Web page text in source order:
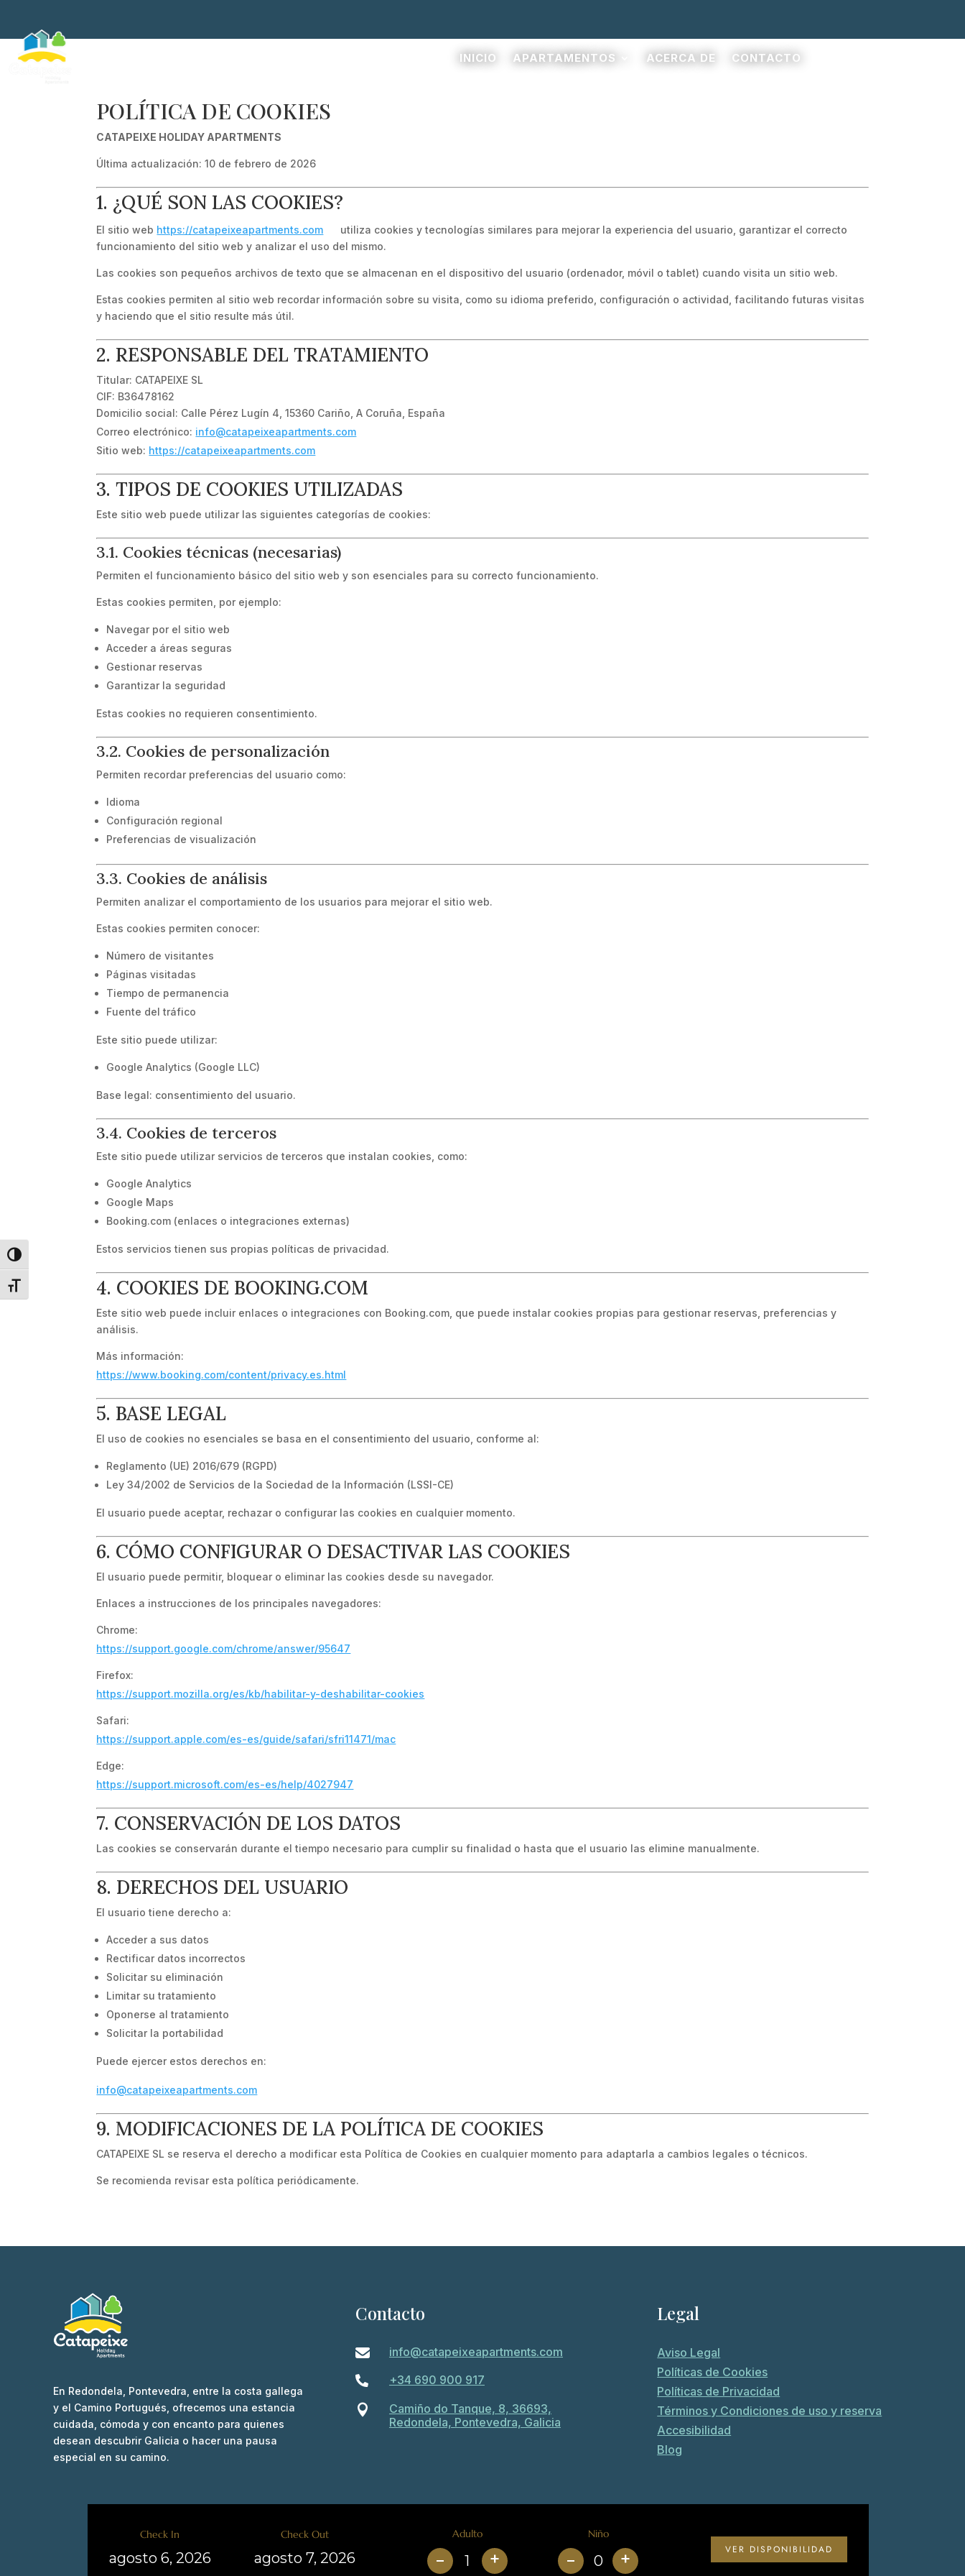
Alternar alto contraste
Alternar tamaño de letra
INICIO APARTAMENTOS ACERCA DE CONTACTO
POLÍTICA DE COOKIES
CATAPEIXE HOLIDAY APARTMENTS
Última actualización: 10 de febrero de 2026
1. ¿QUÉ SON LAS COOKIES?
El sitio web https://catapeixeapartments.com
utiliza cookies y tecnologías similares para mejorar la experiencia del usuario, garantizar el correcto
funcionamiento del sitio web y analizar el uso del mismo.
Las cookies son pequeños archivos de texto que se almacenan en el dispositivo del usuario (ordenador, móvil o tablet) cuando visita un sitio web.
Estas cookies permiten al sitio web recordar información sobre su visita, como su idioma preferido, configuración o actividad, facilitando futuras visitas
y haciendo que el sitio resulte más útil.
2. RESPONSABLE DEL TRATAMIENTO
Titular: CATAPEIXE SL
CIF: B36478162
Domicilio social: Calle Pérez Lugín 4, 15360 Cariño, A Coruña, España
Correo electrónico: info@catapeixeapartments.com
Sitio web: https://catapeixeapartments.com
3. TIPOS DE COOKIES UTILIZADAS
Este sitio web puede utilizar las siguientes categorías de cookies:
3.1. Cookies técnicas (necesarias)
Permiten el funcionamiento básico del sitio web y son esenciales para su correcto funcionamiento.
Estas cookies permiten, por ejemplo:
Navegar por el sitio web
Acceder a áreas seguras
Gestionar reservas
Garantizar la seguridad
Estas cookies no requieren consentimiento.
3.2. Cookies de personalización
Permiten recordar preferencias del usuario como:
Idioma
Configuración regional
Preferencias de visualización
3.3. Cookies de análisis
Permiten analizar el comportamiento de los usuarios para mejorar el sitio web.
Estas cookies permiten conocer:
Número de visitantes
Páginas visitadas
Tiempo de permanencia
Fuente del tráfico
Este sitio puede utilizar:
Google Analytics (Google LLC)
Base legal: consentimiento del usuario.
3.4. Cookies de terceros
Este sitio puede utilizar servicios de terceros que instalan cookies, como:
Google Analytics
Google Maps
Booking.com (enlaces o integraciones externas)
Estos servicios tienen sus propias políticas de privacidad.
4. COOKIES DE BOOKING.COM
Este sitio web puede incluir enlaces o integraciones con Booking.com, que puede instalar cookies propias para gestionar reservas, preferencias y
análisis.
Más información:
https://www.booking.com/content/privacy.es.html
5. BASE LEGAL
El uso de cookies no esenciales se basa en el consentimiento del usuario, conforme al:
Reglamento (UE) 2016/679 (RGPD)
Ley 34/2002 de Servicios de la Sociedad de la Información (LSSI-CE)
El usuario puede aceptar, rechazar o configurar las cookies en cualquier momento.
6. CÓMO CONFIGURAR O DESACTIVAR LAS COOKIES
El usuario puede permitir, bloquear o eliminar las cookies desde su navegador.
Enlaces a instrucciones de los principales navegadores:
Chrome:
https://support.google.com/chrome/answer/95647
Firefox:
https://support.mozilla.org/es/kb/habilitar-y-deshabilitar-cookies
Safari:
https://support.apple.com/es-es/guide/safari/sfri11471/mac
Edge:
https://support.microsoft.com/es-es/help/4027947
7. CONSERVACIÓN DE LOS DATOS
Las cookies se conservarán durante el tiempo necesario para cumplir su finalidad o hasta que el usuario las elimine manualmente.
8. DERECHOS DEL USUARIO
El usuario tiene derecho a:
Acceder a sus datos
Rectificar datos incorrectos
Solicitar su eliminación
Limitar su tratamiento
Oponerse al tratamiento
Solicitar la portabilidad
Puede ejercer estos derechos en:
info@catapeixeapartments.com
9. MODIFICACIONES DE LA POLÍTICA DE COOKIES
CATAPEIXE SL se reserva el derecho a modificar esta Política de Cookies en cualquier momento para adaptarla a cambios legales o técnicos.
Se recomienda revisar esta política periódicamente.
En Redondela, Pontevedra, entre la costa gallega
y el Camino Portugués, ofrecemos una estancia
cuidada, cómoda y con encanto para quienes
desean descubrir Galicia o hacer una pausa
especial en su camino.
Contacto
 info@catapeixeapartments.com
 +34 690 900 917

Camiño do Tanque, 8, 36693,
Redondela, Pontevedra, Galicia
Legal
Aviso Legal
Políticas de Cookies
Políticas de Privacidad
Términos y Condiciones de uso y reserva
Accesibilidad
Blog
Check In Check Out Adulto
+
Niño
+ VER DISPONIBILIDAD